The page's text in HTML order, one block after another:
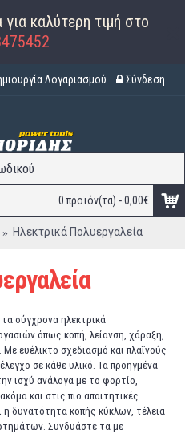
καλύτερη τιμή στο
Λογαριασμού Σύνδεση
0 προϊόν(τα) - 0,00€
Ηλεκτρικά Πολυεργαλεία
σύγχρονα ηλεκτρικά
όπως κοπή, λείανση, χάραξη,
ευέλικτο σχεδιασμό και πλαϊνούς
σε κάθε υλικό. Τα προηγμένα
ισχύ ανάλογα με το φορτίο,
και στις πιο απαιτητικές
η δυνατότητα κοπής κύκλων, τέλεια
Συνδυάστε τα με